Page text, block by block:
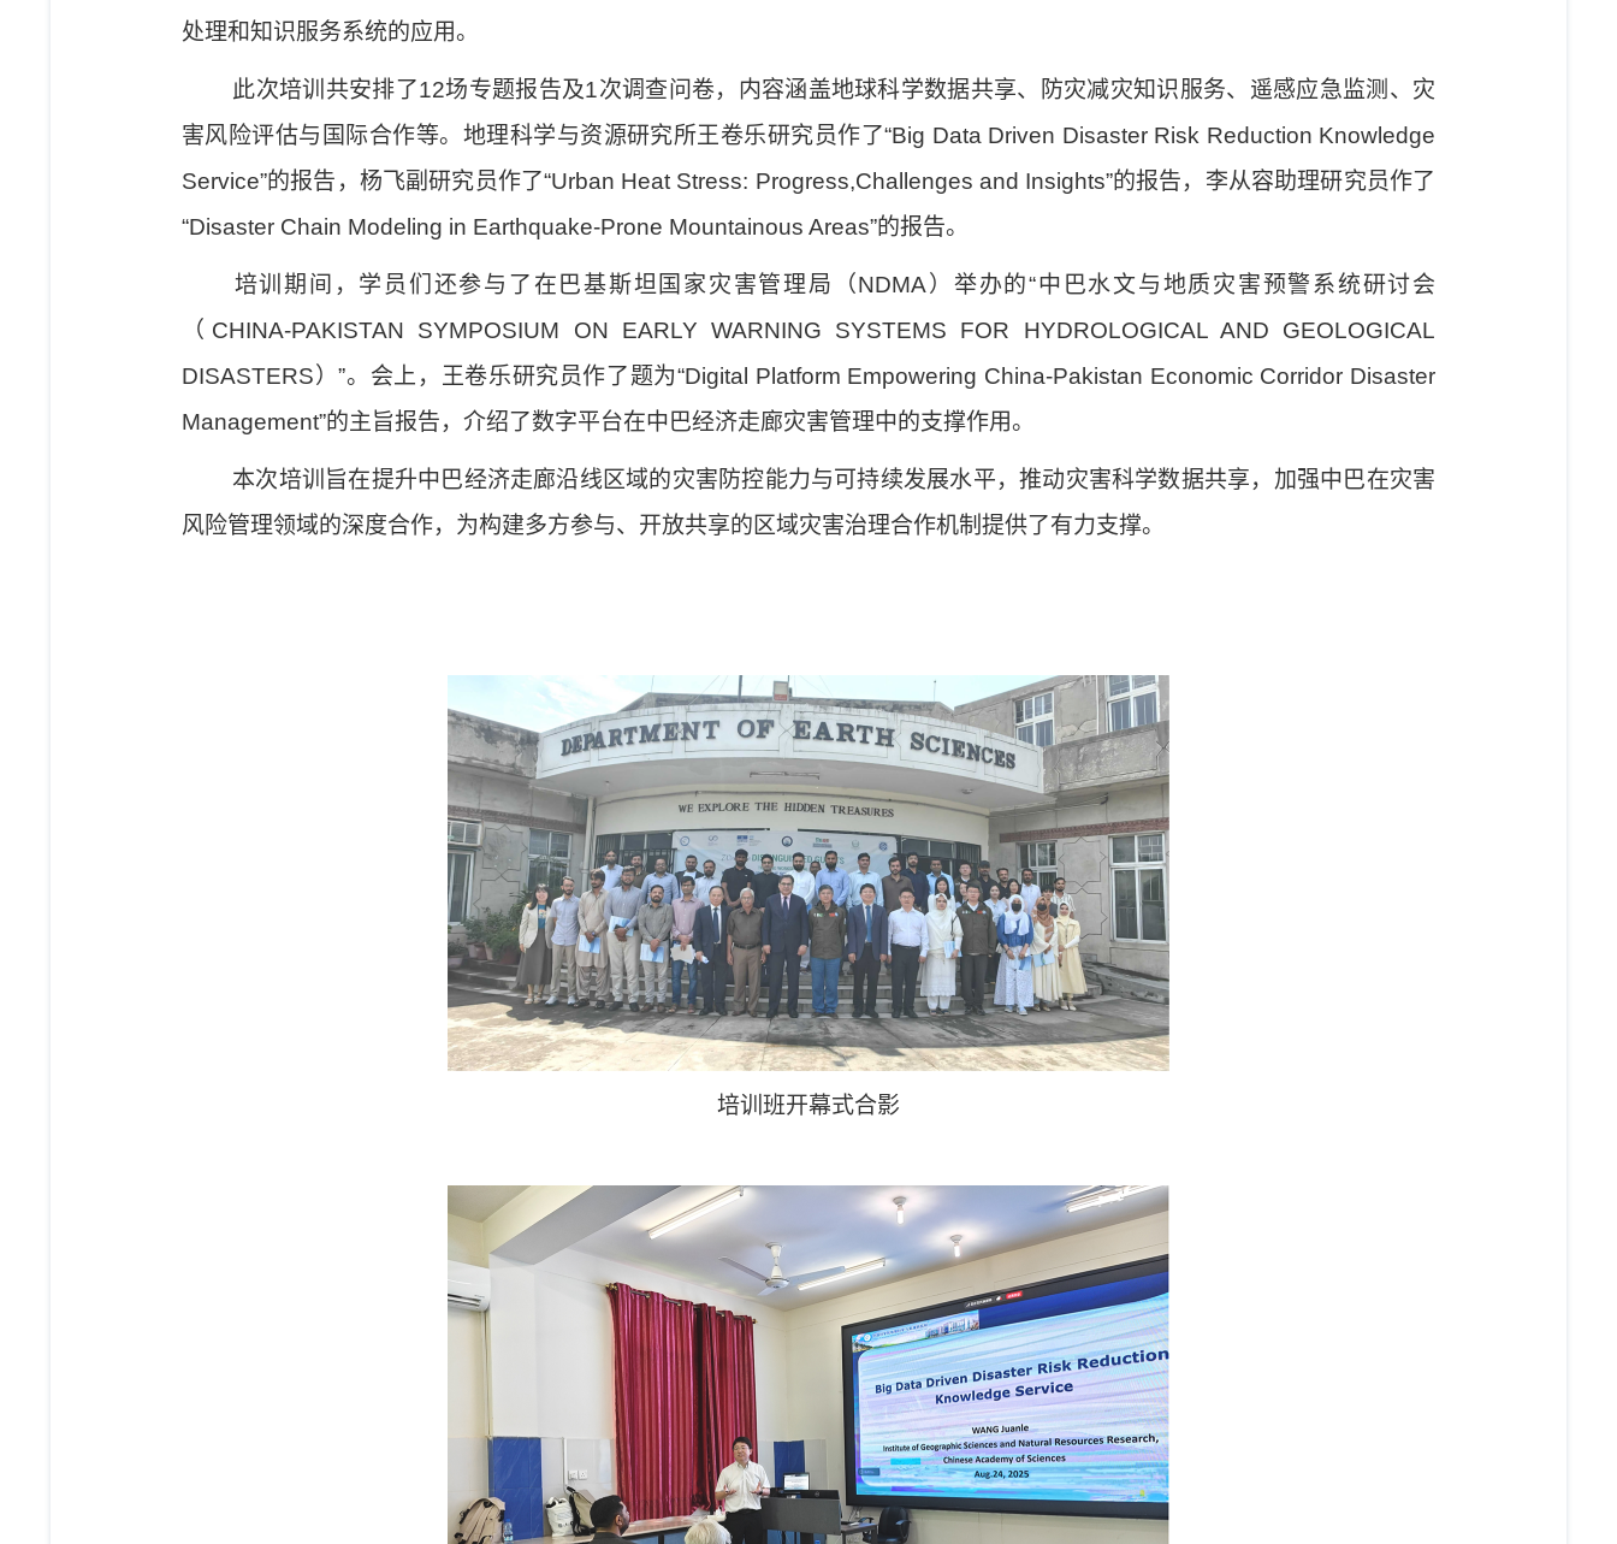
处理和知识服务系统的应用。
此次培训共安排了12场专题报告及1次调查问卷，内容涵盖地球科学数据共享、防灾减灾知识服务、遥感应急监测、灾
害风险评估与国际合作等。地理科学与资源研究所王卷乐研究员作了“Big Data Driven Disaster Risk Reduction Knowledge
Service”的报告，杨飞副研究员作了“Urban Heat Stress: Progress,Challenges and Insights”的报告，李从容助理研究员作了
“Disaster Chain Modeling in Earthquake-Prone Mountainous Areas”的报告。
培训期间，学员们还参与了在巴基斯坦国家灾害管理局（NDMA ）举办的“中巴水文与地质灾害预警系统研讨会
（ CHINA-PAKISTAN SYMPOSIUM ON EARLY WARNING SYSTEMS FOR HYDROLOGICAL AND GEOLOGICAL
DISASTERS）”。会上，王卷乐研究员作了题为“Digital Platform Empowering China-Pakistan Economic Corridor Disaster
Management”的主旨报告，介绍了数字平台在中巴经济走廊灾害管理中的支撑作用。
本次培训旨在提升中巴经济走廊沿线区域的灾害防控能力与可持续发展水平，推动灾害科学数据共享，加强中巴在灾害
风险管理领域的深度合作，为构建多方参与、开放共享的区域灾害治理合作机制提供了有力支撑。
培训班开幕式合影